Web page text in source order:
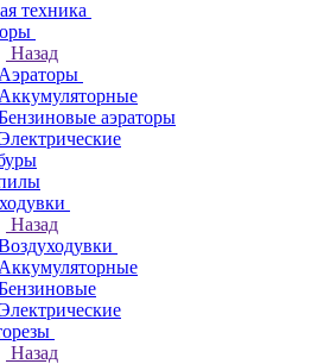
техника
Назад
Аэраторы
Аккумуляторные
аэраторы
Назад
Аккумуляторные
Назад